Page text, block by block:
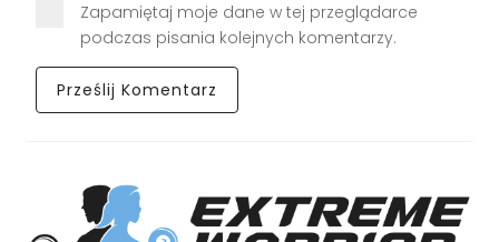
Zapamiętaj moje dane w tej przeglądarce
podczas pisania kolejnych komentarzy.